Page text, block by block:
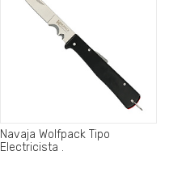
Navaja Wolfpack Tipo
Electricista .